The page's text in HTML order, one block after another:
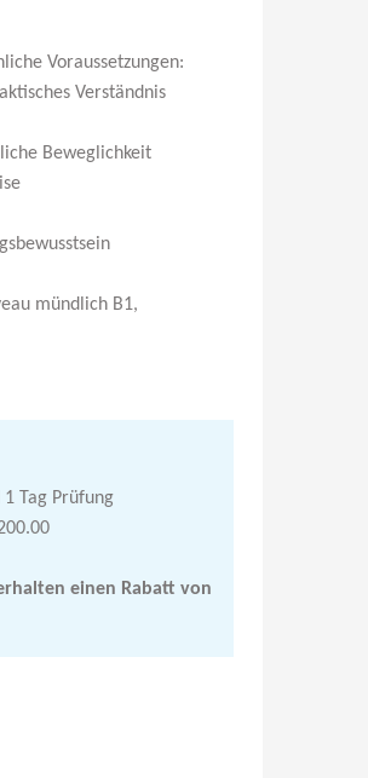
Voraussetzungen:
Verständnis
Beweglichkeit
mündlich B1,
Tag Prüfung
einen Rabatt von